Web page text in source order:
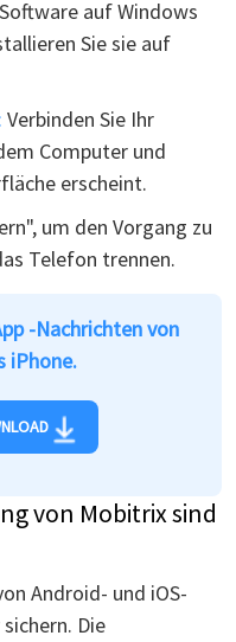
auf Windows
Sie sie auf
Verbinden Sie Ihr
Computer und
erscheint.
um den Vorgang zu
Telefon trennen.
-Nachrichten von
iPhone.
von Mobitrix sind
Android- und iOS-
Die